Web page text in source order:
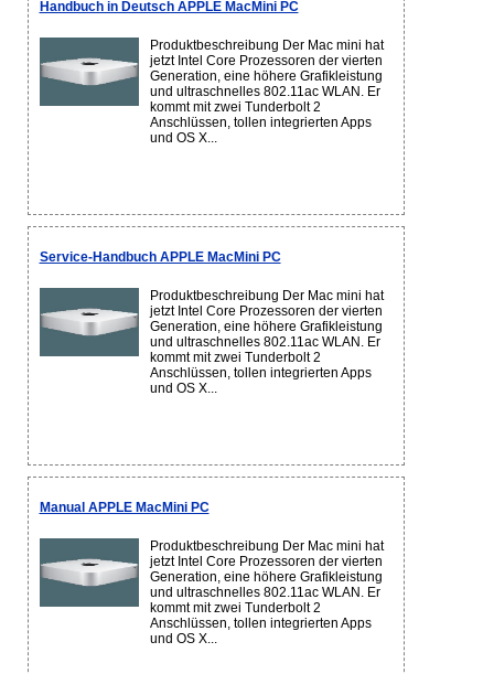
Handbuch in Deutsch APPLE MacMini PC
Produktbeschreibung Der Mac mini hat
jetzt Intel Core Prozessoren der vierten
Generation, eine höhere Grafikleistung
und ultraschnelles 802.11ac WLAN. Er
kommt mit zwei Tunderbolt 2
Anschlüssen, tollen integrierten Apps
und OS X...
Service-Handbuch APPLE MacMini PC
Produktbeschreibung Der Mac mini hat
jetzt Intel Core Prozessoren der vierten
Generation, eine höhere Grafikleistung
und ultraschnelles 802.11ac WLAN. Er
kommt mit zwei Tunderbolt 2
Anschlüssen, tollen integrierten Apps
und OS X...
Manual APPLE MacMini PC
Produktbeschreibung Der Mac mini hat
jetzt Intel Core Prozessoren der vierten
Generation, eine höhere Grafikleistung
und ultraschnelles 802.11ac WLAN. Er
kommt mit zwei Tunderbolt 2
Anschlüssen, tollen integrierten Apps
und OS X...